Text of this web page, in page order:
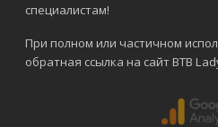
специалистам!
При полном или частичном
обратная ссылка на сайт BTB